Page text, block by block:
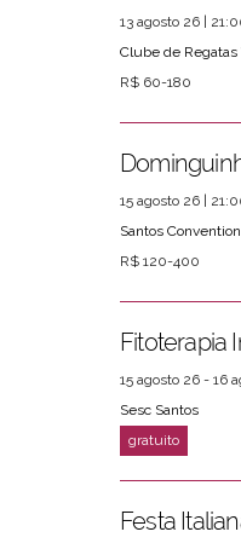
13 agosto 26 |
Clube de Regatas
R$ 60-180
15 agosto 26 |
Santos
R$ 120-400
15 agosto 26 - 16
Sesc Santos
Festa